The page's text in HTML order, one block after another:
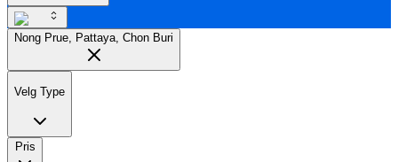
Nong Prue, Pattaya, Chon Buri
Velg Type
Pris